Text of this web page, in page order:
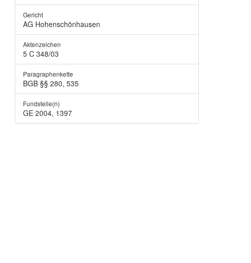
Gericht
AG Hohenschönhausen
Aktenzeichen
5 C 348/03
Paragraphenkette
BGB §§ 280, 535
Fundstelle(n)
GE 2004, 1397